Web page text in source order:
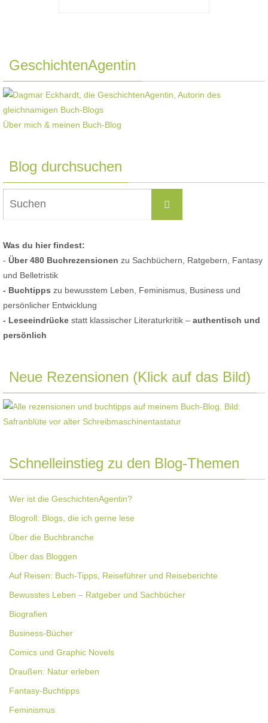
GeschichtenAgentin
Über mich & meinen Buch-Blog
Blog durchsuchen
Suchen
Was du hier findest:
- Über 480 Buchrezensionen zu Sachbüchern, Ratgebern, Fantasy
und Belletristik
- Buchtipps zu bewusstem Leben, Feminismus, Business und
persönlicher Entwicklung
- Leseeindrücke statt klassischer Literaturkritik – authentisch und
persönlich
Neue Rezensionen (Klick auf das Bild)
Schnelleinstieg zu den Blog-Themen
Wer ist die GeschichtenAgentin?
Blogroll: Blogs, die ich gerne lese
Über die Buchbranche
Über das Bloggen
Auf Reisen: Buch-Tipps, Reiseführer und Reiseberichte
Bewusstes Leben – Ratgeber und Sachbücher
Biografien
Business-Bücher
Comics und Graphic Novels
Draußen: Natur erleben
Fantasy-Buchtipps
Feminismus